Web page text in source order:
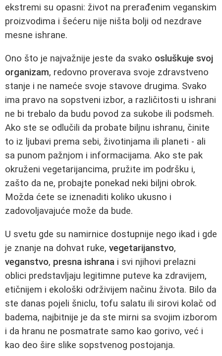
ekstremi su opasni: život na prerađenim veganskim
proizvodima i šećeru nije ništa bolji od nezdrave
mesne ishrane.
Ono što je najvažnije jeste da svako osluškuje svoj
organizam, redovno proverava svoje zdravstveno
stanje i ne nameće svoje stavove drugima. Svako
ima pravo na sopstveni izbor, a različitosti u ishrani
ne bi trebalo da budu povod za sukobe ili podsmeh.
Ako ste se odlučili da probate biljnu ishranu, činite
to iz ljubavi prema sebi, životinjama ili planeti - ali
sa punom pažnjom i informacijama. Ako ste pak
okruženi vegetarijancima, pružite im podršku i,
zašto da ne, probajte ponekad neki biljni obrok.
Možda ćete se iznenaditi koliko ukusno i
zadovoljavajuće može da bude.
U svetu gde su namirnice dostupnije nego ikad i gde
je znanje na dohvat ruke, vegetarijanstvo,
veganstvo, presna ishrana i svi njihovi prelazni
oblici predstavljaju legitimne puteve ka zdravijem,
etičnijem i ekološki održivijem načinu života. Bilo da
ste danas pojeli šniclu, tofu salatu ili sirovi kolač od
badema, najbitnije je da ste mirni sa svojim izborom
i da hranu ne posmatrate samo kao gorivo, već i
kao deo šire slike sopstvenog postojanja.